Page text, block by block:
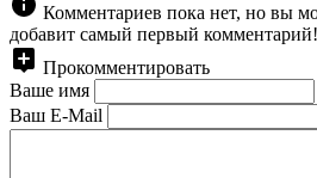
Комментариев пока нет, но вы
добавит самый первый комментарий!
Прокомментировать
Ваше имя
Ваш E-Mail